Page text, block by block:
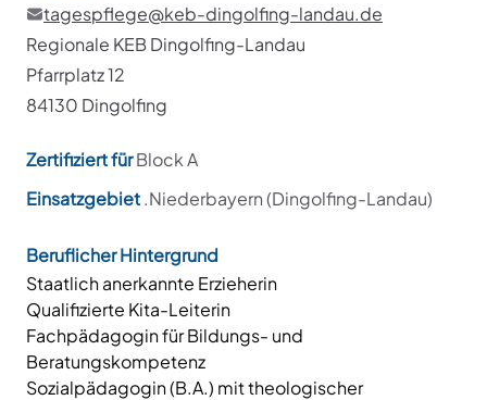
tagespflege@keb-dingolfing-landau.de
Regionale KEB Dingolfing-Landau
Pfarrplatz 12
84130 Dingolfing
Zertifiziert fürBlock A
Einsatzgebiet.Niederbayern (Dingolfing-Landau)
Beruflicher Hintergrund
Staatlich anerkannte Erzieherin
Qualifizierte Kita-Leiterin
Fachpädagogin für Bildungs- und
Beratungskompetenz
Sozialpädagogin (B.A.) mit theologischer